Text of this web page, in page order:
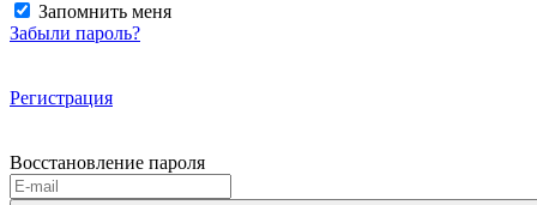
Запомнить меня
Забыли пароль?
Регистрация
Восстановление пароля